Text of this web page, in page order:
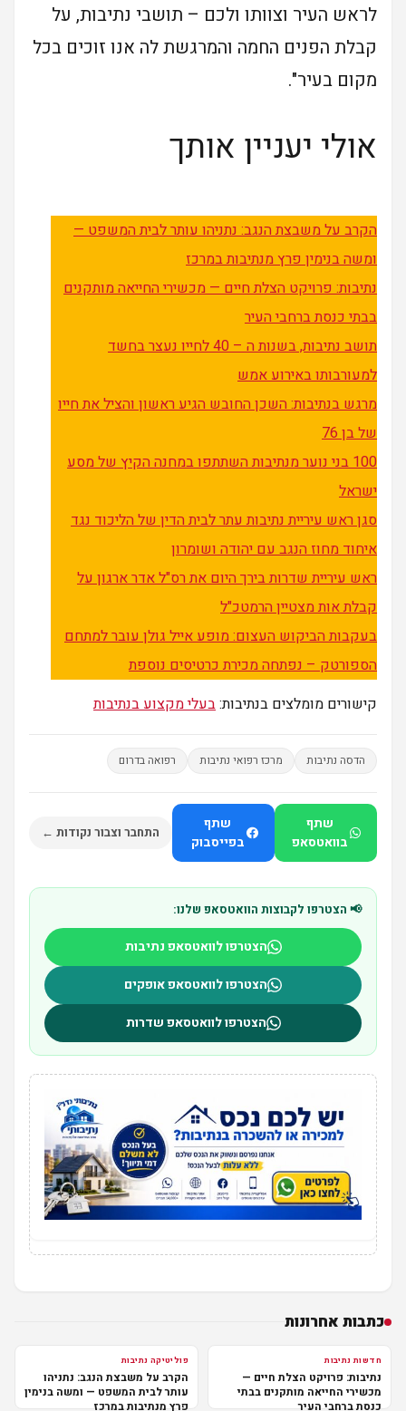
לראש העיר וצוותו ולכם – תושבי נתיבות, על
קבלת הפנים החמה והמרגשת לה אנו זוכים בכל
מקום בעיר".
אולי יעניין אותך
הקרב על משבצת הנגב: נתניהו עותר לבית המשפט —
ומשה בנימין פרץ מנתיבות במרכז
נתיבות: פרויקט הצלת חיים — מכשירי החייאה מותקנים
בבתי כנסת ברחבי העיר
תושב נתיבות, בשנות ה – 40 לחייו נעצר בחשד
למעורבותו באירוע אמש
מרגש בנתיבות: השכן החובש הגיע ראשון והציל את חייו
של בן 76
100 בני נוער מנתיבות השתתפו במחנה הקיץ של מסע
ישראל
סגן ראש עיריית נתיבות עתר לבית הדין של הליכוד נגד
איחוד מחוז הנגב עם יהודה ושומרון
ראש עיריית שדרות בירך היום את רס"ל אדר ארגון על
קבלת אות מצטיין הרמטכ"ל
בעקבות הביקוש העצום: מופע אייל גולן עובר למתחם
הספורטק – נפתחה מכירת כרטיסים נוספת
קישורים מומלצים בנתיבות:בעלי מקצוע בנתיבות
הדסה נתיבות מרכז רפואי נתיבות רפואה בדרום
שתף
בוואטסאפ
שתף
בפייסבוק
התחבר וצבור נקודות ←
📢 הצטרפו לקבוצות הוואטסאפ שלנו:
הצטרפו לוואטסאפ נתיבות
הצטרפו לוואטסאפ אופקים
הצטרפו לוואטסאפ שדרות
כתבות אחרונות
חדשות נתיבות
נתיבות: פרויקט הצלת חיים —
מכשירי החייאה מותקנים בבתי
כנסת ברחבי העיר
פוליטיקה נתיבות
הקרב על משבצת הנגב: נתניהו
עותר לבית המשפט — ומשה בנימין
פרץ מנתיבות במרכז